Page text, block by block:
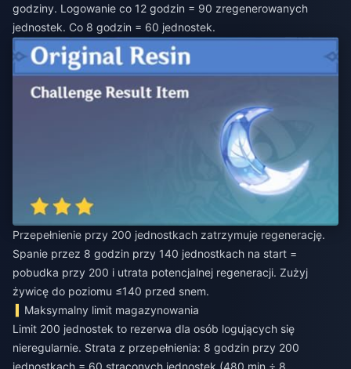
godziny. Logowanie co 12 godzin = 90 zregenerowanych
jednostek. Co 8 godzin = 60 jednostek.
Przepełnienie przy 200 jednostkach zatrzymuje regenerację.
Spanie przez 8 godzin przy 140 jednostkach na start =
pobudka przy 200 i utrata potencjalnej regeneracji. Zużyj
żywicę do poziomu ≤140 przed snem.
Maksymalny limit magazynowania
Limit 200 jednostek to rezerwa dla osób logujących się
nieregularnie. Strata z przepełnienia: 8 godzin przy 200
jednostkach = 60 straconych jednostek (480 min ÷ 8